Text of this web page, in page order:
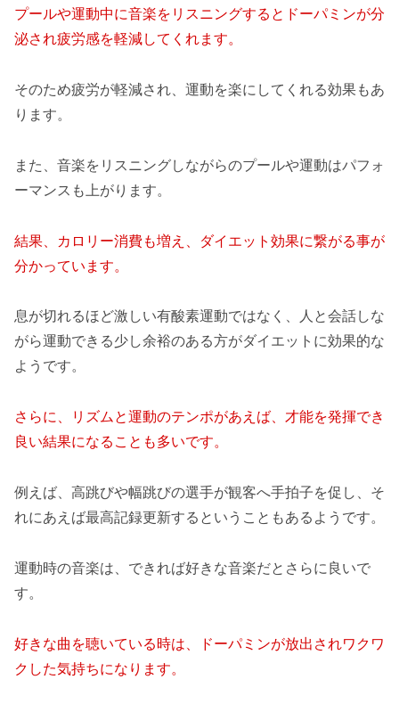
プールや運動中に音楽をリスニングするとドーパミンが分
泌され疲労感を軽減してくれます。
そのため疲労が軽減され、運動を楽にしてくれる効果もあ
ります。
また、音楽をリスニングしながらのプールや運動はパフォ
ーマンスも上がります。
結果、カロリー消費も増え、ダイエット効果に繋がる事が
分かっています。
息が切れるほど激しい有酸素運動ではなく、人と会話しな
がら運動できる少し余裕のある方がダイエットに効果的な
ようです。
さらに、リズムと運動のテンポがあえば、才能を発揮でき
良い結果になることも多いです。
例えば、高跳びや幅跳びの選手が観客へ手拍子を促し、そ
れにあえば最高記録更新するということもあるようです。
運動時の音楽は、できれば好きな音楽だとさらに良いで
す。
好きな曲を聴いている時は、ドーパミンが放出されワクワ
クした気持ちになります。